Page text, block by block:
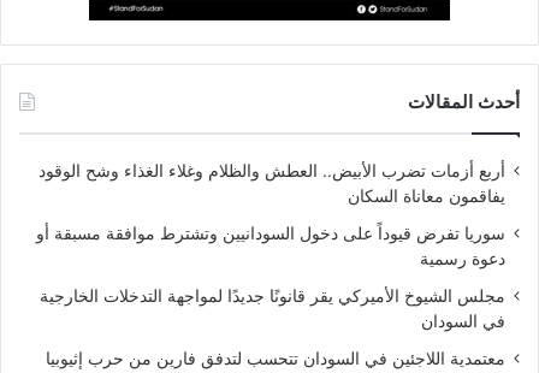
أحدث المقالات
أربع أزمات تضرب الأبيض.. العطش والظلام وغلاء الغذاء وشح الوقود
يفاقمون معاناة السكان
سوريا تفرض قيوداً على دخول السودانيين وتشترط موافقة مسبقة أو
دعوة رسمية
مجلس الشيوخ الأميركي يقر قانونًا جديدًا لمواجهة التدخلات الخارجية
في السودان
معتمدية اللاجئين في السودان تتحسب لتدفق فارين من حرب إثيوبيا